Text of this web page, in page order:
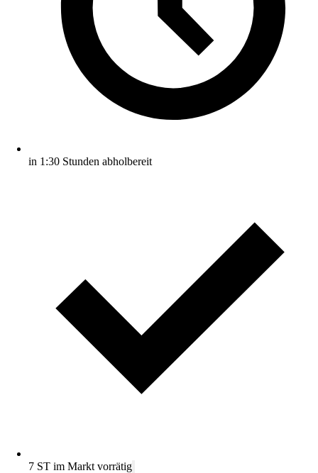
in 1:30 Stunden abholbereit
7 ST im Markt vorrätig